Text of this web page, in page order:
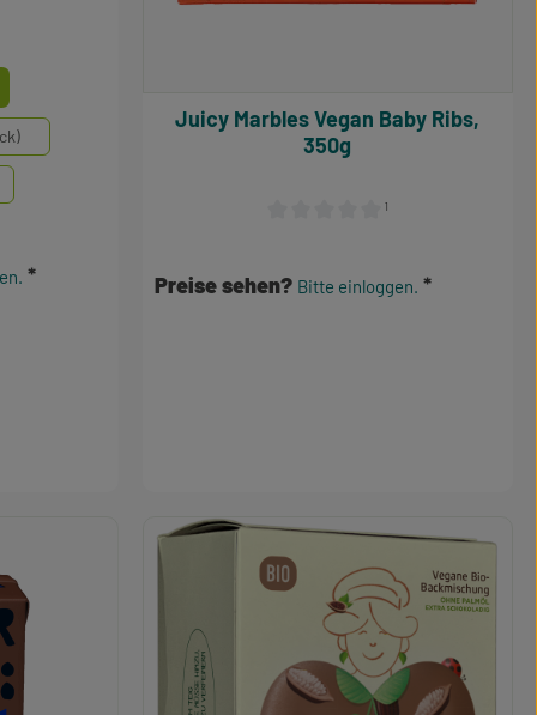
¹
Juicy Marbles Vegan Baby Ribs,
350g
Preise sehen? Bitte einloggen.